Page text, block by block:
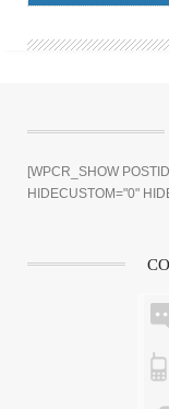
[WPCR_SHOW
HIDECUSTOM="0"